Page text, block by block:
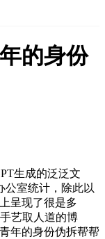
的身份
生成的泛泛文
公室统计，除此以
呈现了很是多
艺取人道的博
年的身份伪拆帮帮